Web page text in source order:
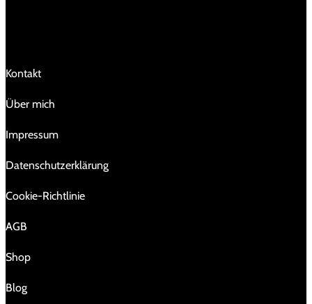
Kontakt
Über mich
Impressum
Da­ten­schutz­er­klä­rung
Cookie-Richtlinie
AGB
Shop
Blog